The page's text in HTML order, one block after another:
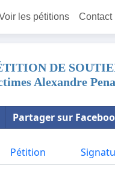
les pétitions Contact
DE
Alexandre
Partager sur
Pétition